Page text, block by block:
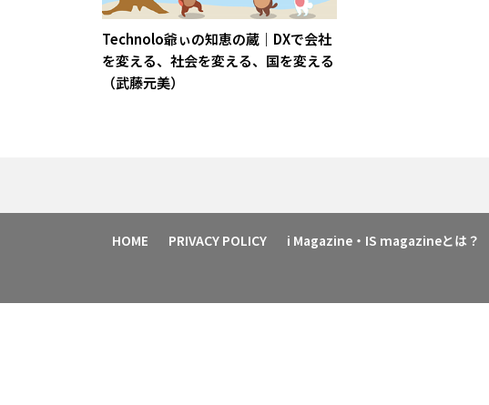
Technolo爺ぃの知恵の蔵｜DXで会社
を変える、社会を変える、国を変える
（武藤元美）
HOME PRIVACY POLICY i Magazine・IS magazineとは？